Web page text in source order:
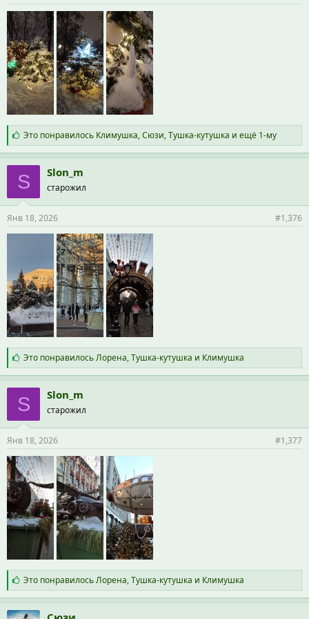
С
и
м
п
а
т
и
:
Это понравилось Климушка,Сюзи,Тушка-кутушка и ещё 1-му
S Slon_m
старожил
Янв 18, 2026 #1,376
С
и
м
п
а
т
и
:
Это понравилосьЛорена,Тушка-кутушка и Климушка
S Slon_m
старожил
Янв 18, 2026 #1,377
С
и
м
п
Это понравилосьЛорена,Тушка-кутушка и Климушка